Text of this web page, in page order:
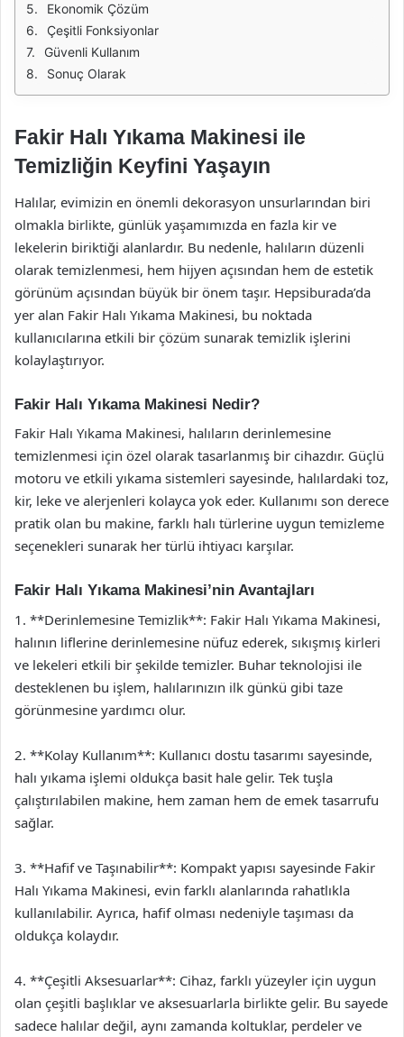
Ekonomik Çözüm
Çeşitli Fonksiyonlar
Güvenli Kullanım
Sonuç Olarak
Fakir Halı Yıkama Makinesi ile
Temizliğin Keyfini Yaşayın
Halılar, evimizin en önemli dekorasyon unsurlarından biri
olmakla birlikte, günlük yaşamımızda en fazla kir ve
lekelerin biriktiği alanlardır. Bu nedenle, halıların düzenli
olarak temizlenmesi, hem hijyen açısından hem de estetik
görünüm açısından büyük bir önem taşır. Hepsiburada’da
yer alan Fakir Halı Yıkama Makinesi, bu noktada
kullanıcılarına etkili bir çözüm sunarak temizlik işlerini
kolaylaştırıyor.
Fakir Halı Yıkama Makinesi Nedir?
Fakir Halı Yıkama Makinesi, halıların derinlemesine
temizlenmesi için özel olarak tasarlanmış bir cihazdır. Güçlü
motoru ve etkili yıkama sistemleri sayesinde, halılardaki toz,
kir, leke ve alerjenleri kolayca yok eder. Kullanımı son derece
pratik olan bu makine, farklı halı türlerine uygun temizleme
seçenekleri sunarak her türlü ihtiyacı karşılar.
Fakir Halı Yıkama Makinesi’nin Avantajları
1. **Derinlemesine Temizlik**: Fakir Halı Yıkama Makinesi,
halının liflerine derinlemesine nüfuz ederek, sıkışmış kirleri
ve lekeleri etkili bir şekilde temizler. Buhar teknolojisi ile
desteklenen bu işlem, halılarınızın ilk günkü gibi taze
görünmesine yardımcı olur.
2. **Kolay Kullanım**: Kullanıcı dostu tasarımı sayesinde,
halı yıkama işlemi oldukça basit hale gelir. Tek tuşla
çalıştırılabilen makine, hem zaman hem de emek tasarrufu
sağlar.
3. **Hafif ve Taşınabilir**: Kompakt yapısı sayesinde Fakir
Halı Yıkama Makinesi, evin farklı alanlarında rahatlıkla
kullanılabilir. Ayrıca, hafif olması nedeniyle taşıması da
oldukça kolaydır.
4. **Çeşitli Aksesuarlar**: Cihaz, farklı yüzeyler için uygun
olan çeşitli başlıklar ve aksesuarlarla birlikte gelir. Bu sayede
sadece halılar değil, aynı zamanda koltuklar, perdeler ve